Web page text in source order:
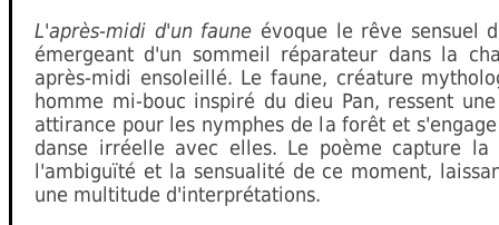
L'après-midi d'un faune évoque le rêve sensuel
émergeant d'un sommeil réparateur dans la
après-midi ensoleillé. Le faune, créature
homme mi-bouc inspiré du dieu Pan, ressent
attirance pour les nymphes de la forêt et
danse irréelle avec elles. Le poème capture la
l'ambiguïté et la sensualité de ce moment,
une multitude d'interprétations.